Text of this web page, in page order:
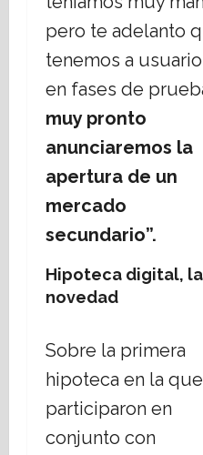
pero te adelanto
tenemos a
en fases de
muy pronto
anunciaremos la
apertura de un
mercado
secundario”.
Hipoteca digital, la
novedad
Sobre la primera
hipoteca en la que
participaron en
conjunto con